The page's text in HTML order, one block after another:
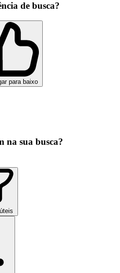
de busca?
para baixo
na sua busca?